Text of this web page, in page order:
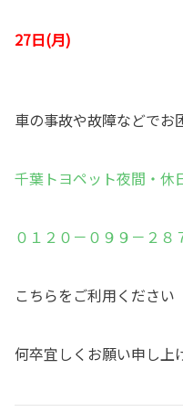
27日(月)
車の事故や故障などでお
千葉トヨペット夜間・休
０１２０－０９９－２８
こちらをご利用ください
何卒宜しくお願い申し上